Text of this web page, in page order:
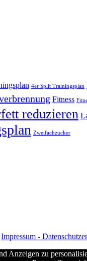
4er Split Trainingsplan
Fitness
reduzieren
Zweifachzucker
Impressum -
Anzeigen zu